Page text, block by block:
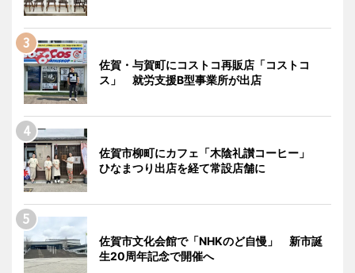
佐賀・与賀町にコストコ再販店「コストコ
ス」 就労支援B型事業所が出店
佐賀市柳町にカフェ「木陰礼讃コーヒー」
ひなまつり出店を経て常設店舗に
佐賀市文化会館で「NHKのど自慢」 新市誕
生20周年記念で開催へ